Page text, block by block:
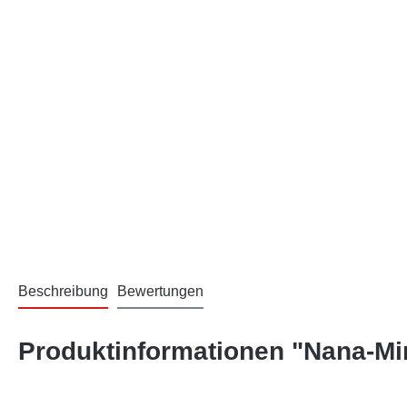
Beschreibung Bewertungen
Produktinformationen "Nana-